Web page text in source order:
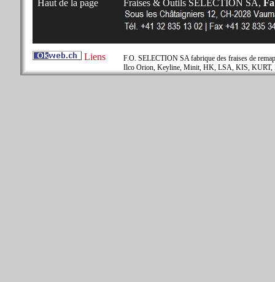
Haut de la page Fraises & Outils SELECTION SA,
Liens
F.O. SELECTION SA fabrique des fraises de
Ilco Orion, Keyline, Minit, HK, LSA, KIS, KURT,